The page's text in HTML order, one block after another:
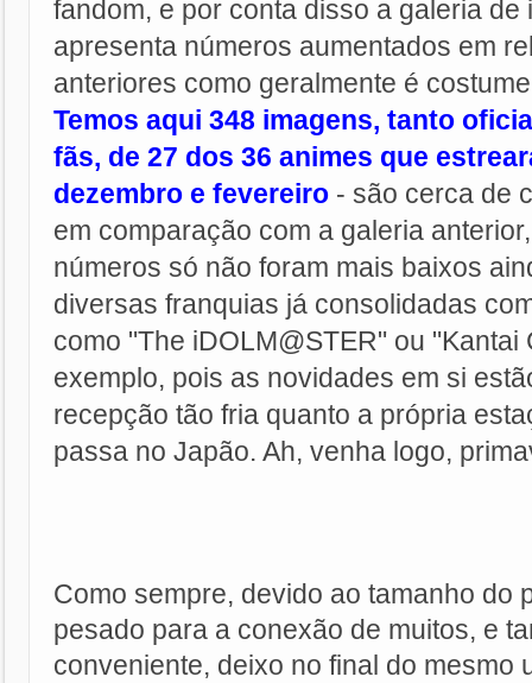
fandom, e por conta disso a galeria
apresenta números aumentados em
anteriores como geralmente é
Temos aqui 348 imagens, tanto
fãs, de 27 dos 36 animes que
dezembro e fevereiro - são cerca de
em comparação com a galeria
números só não foram mais baixos
diversas franquias já consolidadas
como "The iDOLM@STER" ou
exemplo, pois as novidades em si
recepção tão fria quanto a própria
passa no Japão. Ah, venha logo,
Como sempre, devido ao tamanho do
pesado para a conexão de muitos, e
conveniente, deixo no final do mesmo